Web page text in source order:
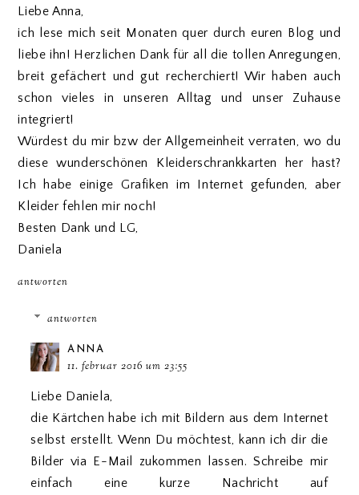
Liebe Anna,
ich lese mich seit Monaten quer durch euren Blog und
liebe ihn! Herzlichen Dank für all die tollen Anregungen,
breit gefächert und gut recherchiert! Wir haben auch
schon vieles in unseren Alltag und unser Zuhause
integriert!
Würdest du mir bzw der Allgemeinheit verraten, wo du
diese wunderschönen Kleiderschrankkarten her hast?
Ich habe einige Grafiken im Internet gefunden, aber
Kleider fehlen mir noch!
Besten Dank und LG,
Daniela
antworten
antworten
ANNA
11. februar 2016 um 23:55
Liebe Daniela,
die Kärtchen habe ich mit Bildern aus dem Internet
selbst erstellt. Wenn Du möchtest, kann ich dir die
Bilder via E-Mail zukommen lassen. Schreibe mir
einfach eine kurze Nachricht auf